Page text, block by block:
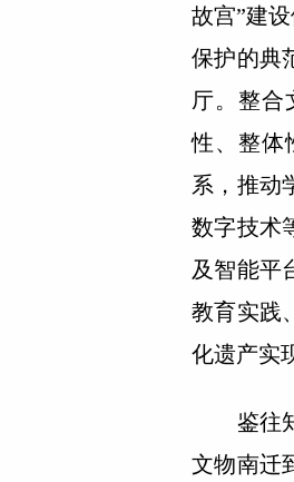
故宫”建
保护的典
厅。整合
性、整体
系，推动
数字技术
及智能平
教育实践
化遗产实
鉴往知
文物南迁